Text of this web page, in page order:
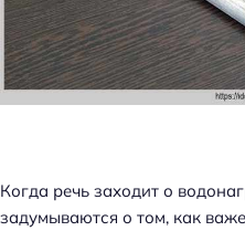
Когда речь заходит о
задумываются о том, как